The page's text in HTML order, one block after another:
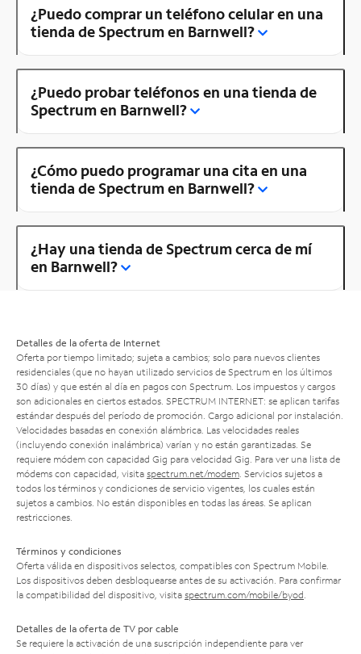
¿Puedo comprar un teléfono celular en una
tienda de Spectrum en Barnwell?
¿Puedo probar teléfonos en una tienda de
Spectrum en Barnwell?
¿Cómo puedo programar una cita en una
tienda de Spectrum en Barnwell?
¿Hay una tienda de Spectrum cerca de mí
en Barnwell?
Detalles de la oferta de Internet
Oferta por tiempo limitado; sujeta a cambios; solo para nuevos clientes
residenciales (que no hayan utilizado servicios de Spectrum en los últimos
30 días) y que estén al día en pagos con Spectrum. Los impuestos y cargos
son adicionales en ciertos estados. SPECTRUM INTERNET: se aplican tarifas
estándar después del período de promoción. Cargo adicional por instalación.
Velocidades basadas en conexión alámbrica. Las velocidades reales
(incluyendo conexión inalámbrica) varían y no están garantizadas. Se
requiere módem con capacidad Gig para velocidad Gig. Para ver una lista de
módems con capacidad, visita spectrum.net/modem . Servicios sujetos a
todos los términos y condiciones de servicio vigentes, los cuales están
sujetos a cambios. No están disponibles en todas las áreas. Se aplican
restricciones.
Términos y condiciones
Oferta válida en dispositivos selectos, compatibles con Spectrum Mobile.
Los dispositivos deben desbloquearse antes de su activación. Para confirmar
la compatibilidad del dispositivo, visita spectrum.com/mobile/byod
Detalles de la oferta de TV por cable
Se requiere la activación de una suscripción independiente para ver